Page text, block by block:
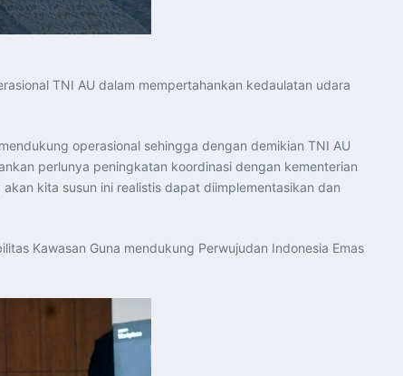
TNI AU dalam mempertahankan kedaulatan udara
operasional sehingga dengan demikian TNI AU
perlunya peningkatan koordinasi dengan kementerian
kita susun ini realistis dapat diimplementasikan dan
Kawasan Guna mendukung Perwujudan Indonesia Emas